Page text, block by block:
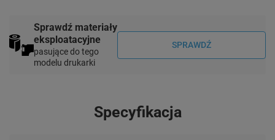
Sprawdź materiały
eksploatacyjne
pasujące do tego
modelu drukarki
SPRAWDŹ
Specyfikacja